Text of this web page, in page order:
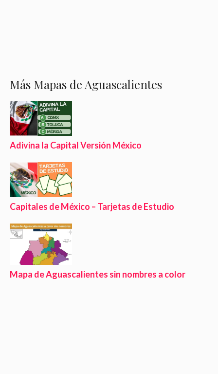
Más Mapas de Aguascalientes
Adivina la Capital Versión México
Capitales de México – Tarjetas de Estudio
Mapa de Aguascalientes sin nombres a color